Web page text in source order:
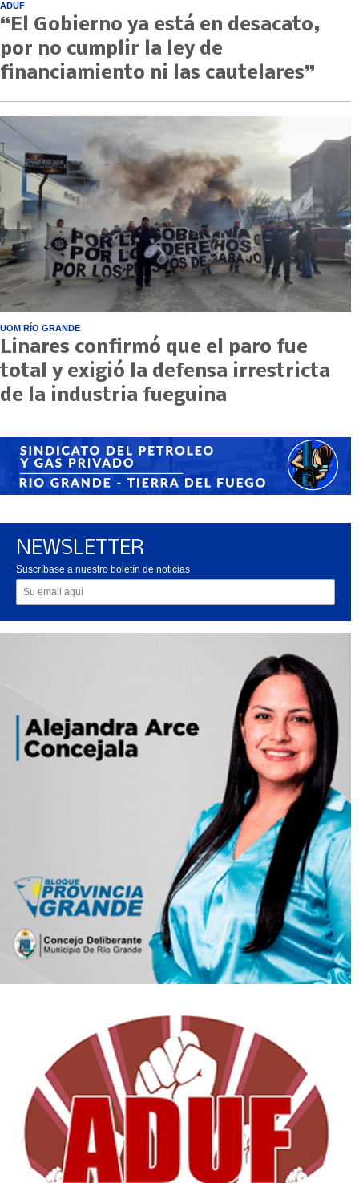
ADUF
“El Gobierno ya está en desacato,
por no cumplir la ley de
financiamiento ni las cautelares”
UOM RÍO GRANDE
Linares confirmó que el paro fue
total y exigió la defensa irrestricta
de la industria fueguina
NEWSLETTER
Suscríbase a nuestro boletín de noticias